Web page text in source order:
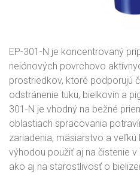
EP-301-N je koncentrovaný
neiónových povrchovo
prostriedkov, ktoré podporujú
odstránenie tuku, bielkovín a
301-N je vhodný na bežné
oblastiach spracovania
zariadenia, mäsiarstvo a veľkú
výhodou použiť aj na čistenie
ako aj na starostlivosť o